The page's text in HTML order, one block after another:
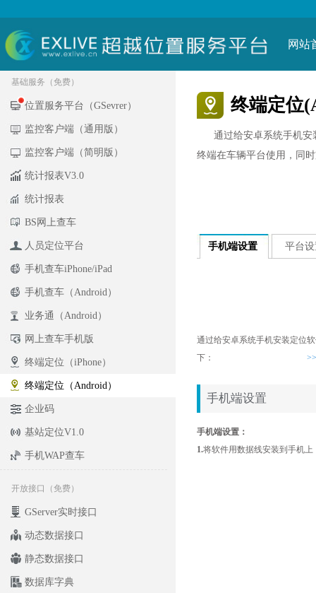
网站
基础服务（免费）
位置服务平台（GSevrer）
监控客户端（通用版）
监控客户端（简明版）
统计报表V3.0
统计报表
BS网上查车
人员定位平台
手机查车iPhone/iPad
手机查车（Android）
业务通（Android）
网上查车手机版
终端定位（iPhone）
终端定位（Android）
企业码
基站定位V1.0
手机WAP查车
开放接口（免费）
GServer实时接口
动态数据接口
静态数据接口
数据库字典
终端定位
通过给安卓系统手机安
终端在车辆平台使用，同
手机端设置 平台
通过给安卓系统手机安装定位
下：
手机端设置
手机端设置：
1.将软件用数据线安装到手机